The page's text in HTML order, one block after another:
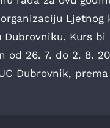
Ljetnog
Dubrovniku. Kurs bi
od 26. 7. do 2. 8.
Dubrovnik,